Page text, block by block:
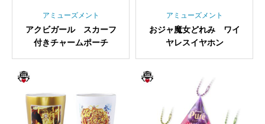
アミューズメント
アクビガール スカーフ
付きチャームポーチ
アミューズメント
おジャ魔女どれみ ワイ
ヤレスイヤホン